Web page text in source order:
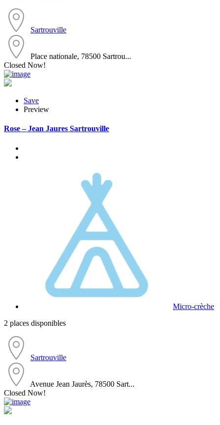
Sartrouville
Place nationale, 78500 Sartrou...
Closed Now!
Save
Preview
Rose – Jean Jaures Sartrouville
Micro-crèche
2 places disponibles
Sartrouville
Avenue Jean Jaurès, 78500 Sart...
Closed Now!